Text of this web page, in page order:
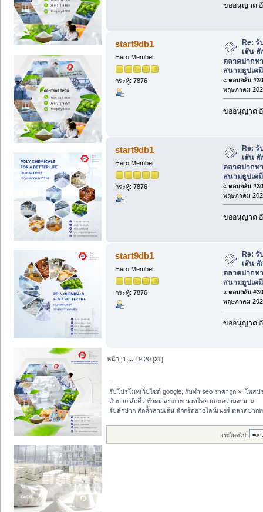
ขออนุญาต
start9db1
Hero Member
กระทู้: 7876
Re: รั
เส้น สั
ตลาดปากท
สนามธูปเต
« ตอบกลับ
พฤษภาคม
ขออนุญาต
start9db1
Hero Member
กระทู้: 7876
Re:
เส้น สั
ตลาดปากท
สนามธูปเต
« ตอบกลับ
พฤษภาคม
ขออนุญาต
start9db1
Hero Member
กระทู้: 7876
Re:
เส้น สั
ตลาดปากท
สนามธูปเต
« ตอบกลับ
พฤษภาคม
ขออนุญาต
หน้า: 1 ... 19 20 [21]
รับโปรโมทเว็บไซต์ google, รับทำ seo ราคาถูก » โพสป
สักปาก สักคิ้ว ทำผม สุขภาพ นวดไทย และความงาม »
รับสักปาก สักคิ้วลายเส้น สักกรีดอายไลน์เนอร์ ตลาดปาก
กระโดดไป: